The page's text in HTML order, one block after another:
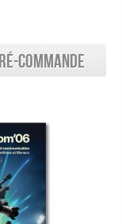
commande